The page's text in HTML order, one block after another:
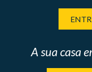
A sua casa